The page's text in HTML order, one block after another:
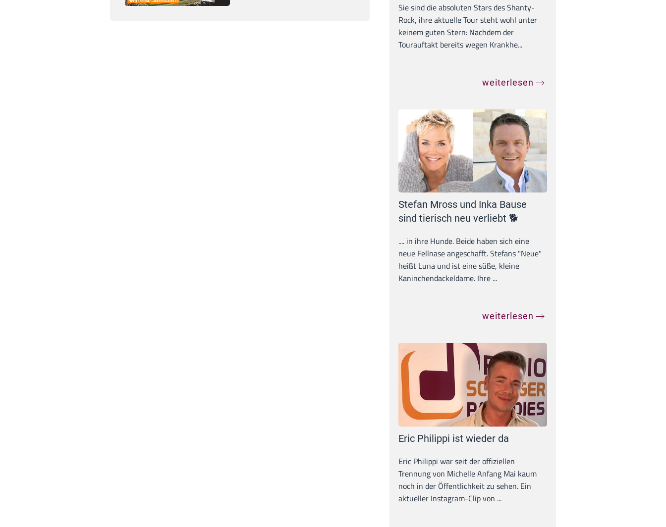
Sie sind die absoluten Stars des Shanty-
Rock, ihre aktuelle Tour steht wohl unter
keinem guten Stern: Nachdem der
Tourauftakt bereits wegen Krankhe...
weiterlesen
Stefan Mross und Inka Bause
sind tierisch neu verliebt 🐕
.... in ihre Hunde. Beide haben sich eine
neue Fellnase angeschafft. Stefans "Neue"
heißt Luna und ist eine süße, kleine
Kaninchendackeldame. Ihre ...
weiterlesen
Eric Philippi ist wieder da
Eric Philippi war seit der offiziellen
Trennung von Michelle Anfang Mai kaum
noch in der Öffentlichkeit zu sehen. Ein
aktueller Instagram-Clip von ...